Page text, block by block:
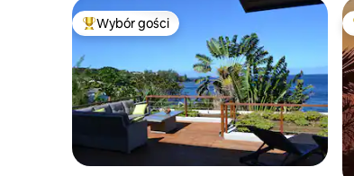
Najpopularniejsze z kategorii Wybór gości
Wybór gości